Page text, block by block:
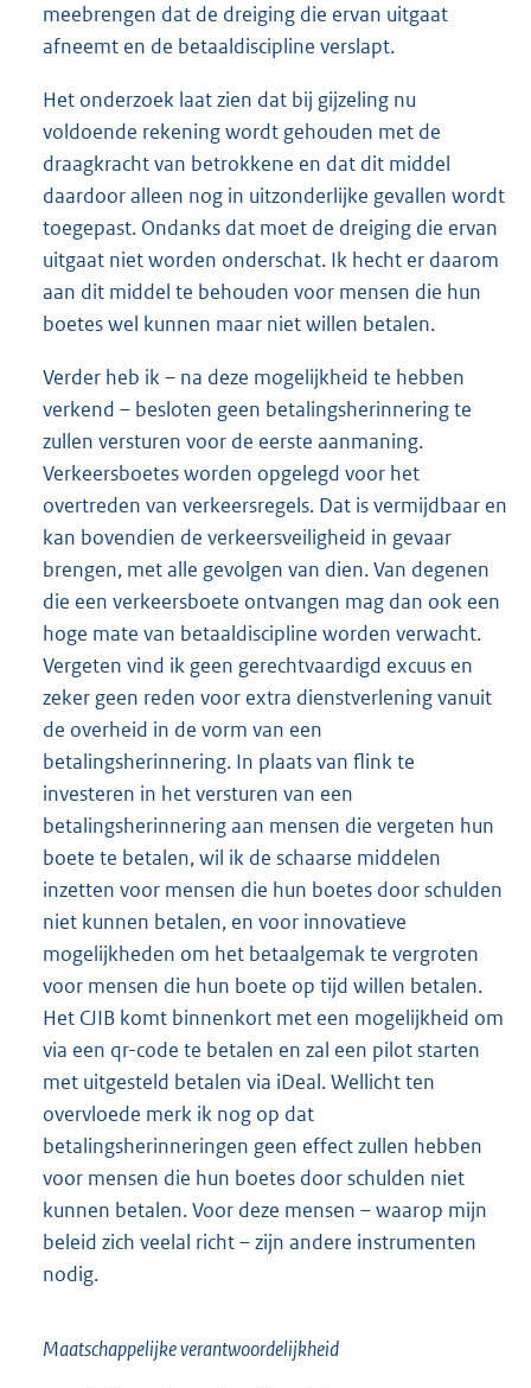
meebrengen dat de dreiging die ervan uitgaat
afneemt en de betaaldiscipline verslapt.
Het onderzoek laat zien dat bij gijzeling nu
voldoende rekening wordt gehouden met de
draagkracht van betrokkene en dat dit middel
daardoor alleen nog in uitzonderlijke gevallen wordt
toegepast. Ondanks dat moet de dreiging die ervan
uitgaat niet worden onderschat. Ik hecht er daarom
aan dit middel te behouden voor mensen die hun
boetes wel kunnen maar niet willen betalen.
Verder heb ik – na deze mogelijkheid te hebben
verkend – besloten geen betalingsherinnering te
zullen versturen voor de eerste aanmaning.
Verkeersboetes worden opgelegd voor het
overtreden van verkeersregels. Dat is vermijdbaar en
kan bovendien de verkeersveiligheid in gevaar
brengen, met alle gevolgen van dien. Van degenen
die een verkeersboete ontvangen mag dan ook een
hoge mate van betaaldiscipline worden verwacht.
Vergeten vind ik geen gerechtvaardigd excuus en
zeker geen reden voor extra dienstverlening vanuit
de overheid in de vorm van een
betalingsherinnering. In plaats van flink te
investeren in het versturen van een
betalingsherinnering aan mensen die vergeten hun
boete te betalen, wil ik de schaarse middelen
inzetten voor mensen die hun boetes door schulden
niet kunnen betalen, en voor innovatieve
mogelijkheden om het betaalgemak te vergroten
voor mensen die hun boete op tijd willen betalen.
Het CJIB komt binnenkort met een mogelijkheid om
via een qr-code te betalen en zal een pilot starten
met uitgesteld betalen via iDeal. Wellicht ten
overvloede merk ik nog op dat
betalingsherinneringen geen effect zullen hebben
voor mensen die hun boetes door schulden niet
kunnen betalen. Voor deze mensen – waarop mijn
beleid zich veelal richt – zijn andere instrumenten
nodig.
Maatschappelijke verantwoordelijkheid